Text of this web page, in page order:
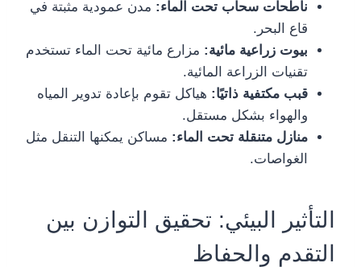
ناطحات سحاب تحت الماء: مدن عمودية مثبتة في
قاع البحر.
بيوت زراعية مائية: مزارع مائية تحت الماء تستخدم
تقنيات الزراعة المائية.
قبب مكتفية ذاتيًا: هياكل تقوم بإعادة تدوير المياه
والهواء بشكل مستقل.
منازل متنقلة تحت الماء: مساكن يمكنها التنقل مثل
الغواصات.
التأثير البيئي: تحقيق التوازن بين
التقدم والحفاظ